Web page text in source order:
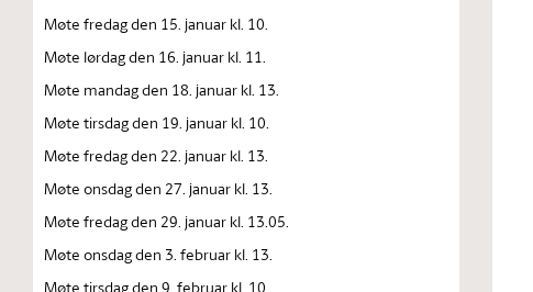
Møte fredag den 15. januar kl. 10.
Møte lørdag den 16. januar kl. 11.
Møte mandag den 18. januar kl. 13.
Møte tirsdag den 19. januar kl. 10.
Møte fredag den 22. januar kl. 13.
Møte onsdag den 27. januar kl. 13.
Møte fredag den 29. januar kl. 13.05.
Møte onsdag den 3. februar kl. 13.
Møte tirsdag den 9. februar kl. 10.